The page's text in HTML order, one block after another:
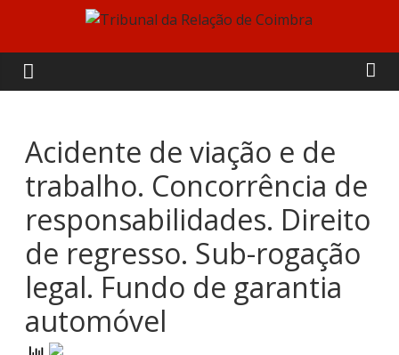
content
Tribunal
da
Relação
de
Coimbra
Acidente de viação e de
trabalho. Concorrência de
responsabilidades. Direito
de regresso. Sub-rogação
legal. Fundo de garantia
automóvel